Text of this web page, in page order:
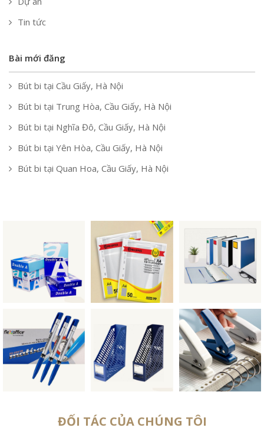
Tin tức
Bài mới đăng
Bút bi tại Cầu Giấy, Hà Nội
Bút bi tại Trung Hòa, Cầu Giấy, Hà Nội
Bút bi tại Nghĩa Đô, Cầu Giấy, Hà Nội
Bút bi tại Yên Hòa, Cầu Giấy, Hà Nội
Bút bi tại Quan Hoa, Cầu Giấy, Hà Nội
ĐỐI TÁC CỦA CHÚNG TÔI